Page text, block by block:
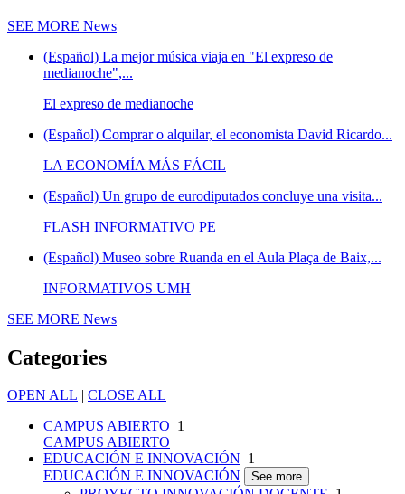
SEE MORE News
(Español) La mejor música viaja en "El expreso de
medianoche",...
El expreso de medianoche
(Español) Comprar o alquilar, el economista David Ricardo...
LA ECONOMÍA MÁS FÁCIL
(Español) Un grupo de eurodiputados concluye una visita...
FLASH INFORMATIVO PE
(Español) Museo sobre Ruanda en el Aula Plaça de Baix,...
INFORMATIVOS UMH
SEE MORE News
Categories
OPEN ALL | CLOSE ALL
CAMPUS ABIERTO 1
CAMPUS ABIERTO
EDUCACIÓN E INNOVACIÓN 1
EDUCACIÓN E INNOVACIÓN
See more